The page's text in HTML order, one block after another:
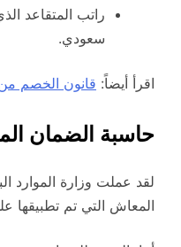
سعودي.
اقرأ أيضاً: قانون الخصم
حاسبة الضمان
لقد عملت وزارة الموارد
المعاش التي تم تطبيقها